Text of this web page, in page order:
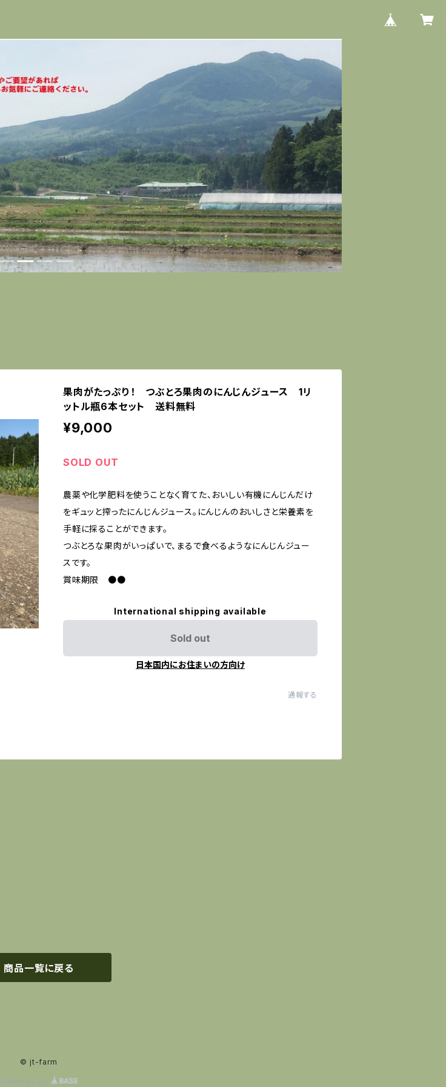
果肉がたっぷり！ つぶとろ果肉のにんじんジュース 1リ
ットル瓶6本セット 送料無料
¥9,000
SOLD OUT
農薬や化学肥料を使うことなく育てた、おいしい有機にんじんだけ
をギュッと搾ったにんじんジュース。にんじんのおいしさと栄養素を
手軽に採ることができます。
つぶとろな果肉がいっぱいで、まるで食べるようなにんじんジュー
スです。
賞味期限 ●●
International shipping available
Sold out
日本国内にお住まいの方向け
通報する
商品一覧に戻る
© jt-farm
Powered by